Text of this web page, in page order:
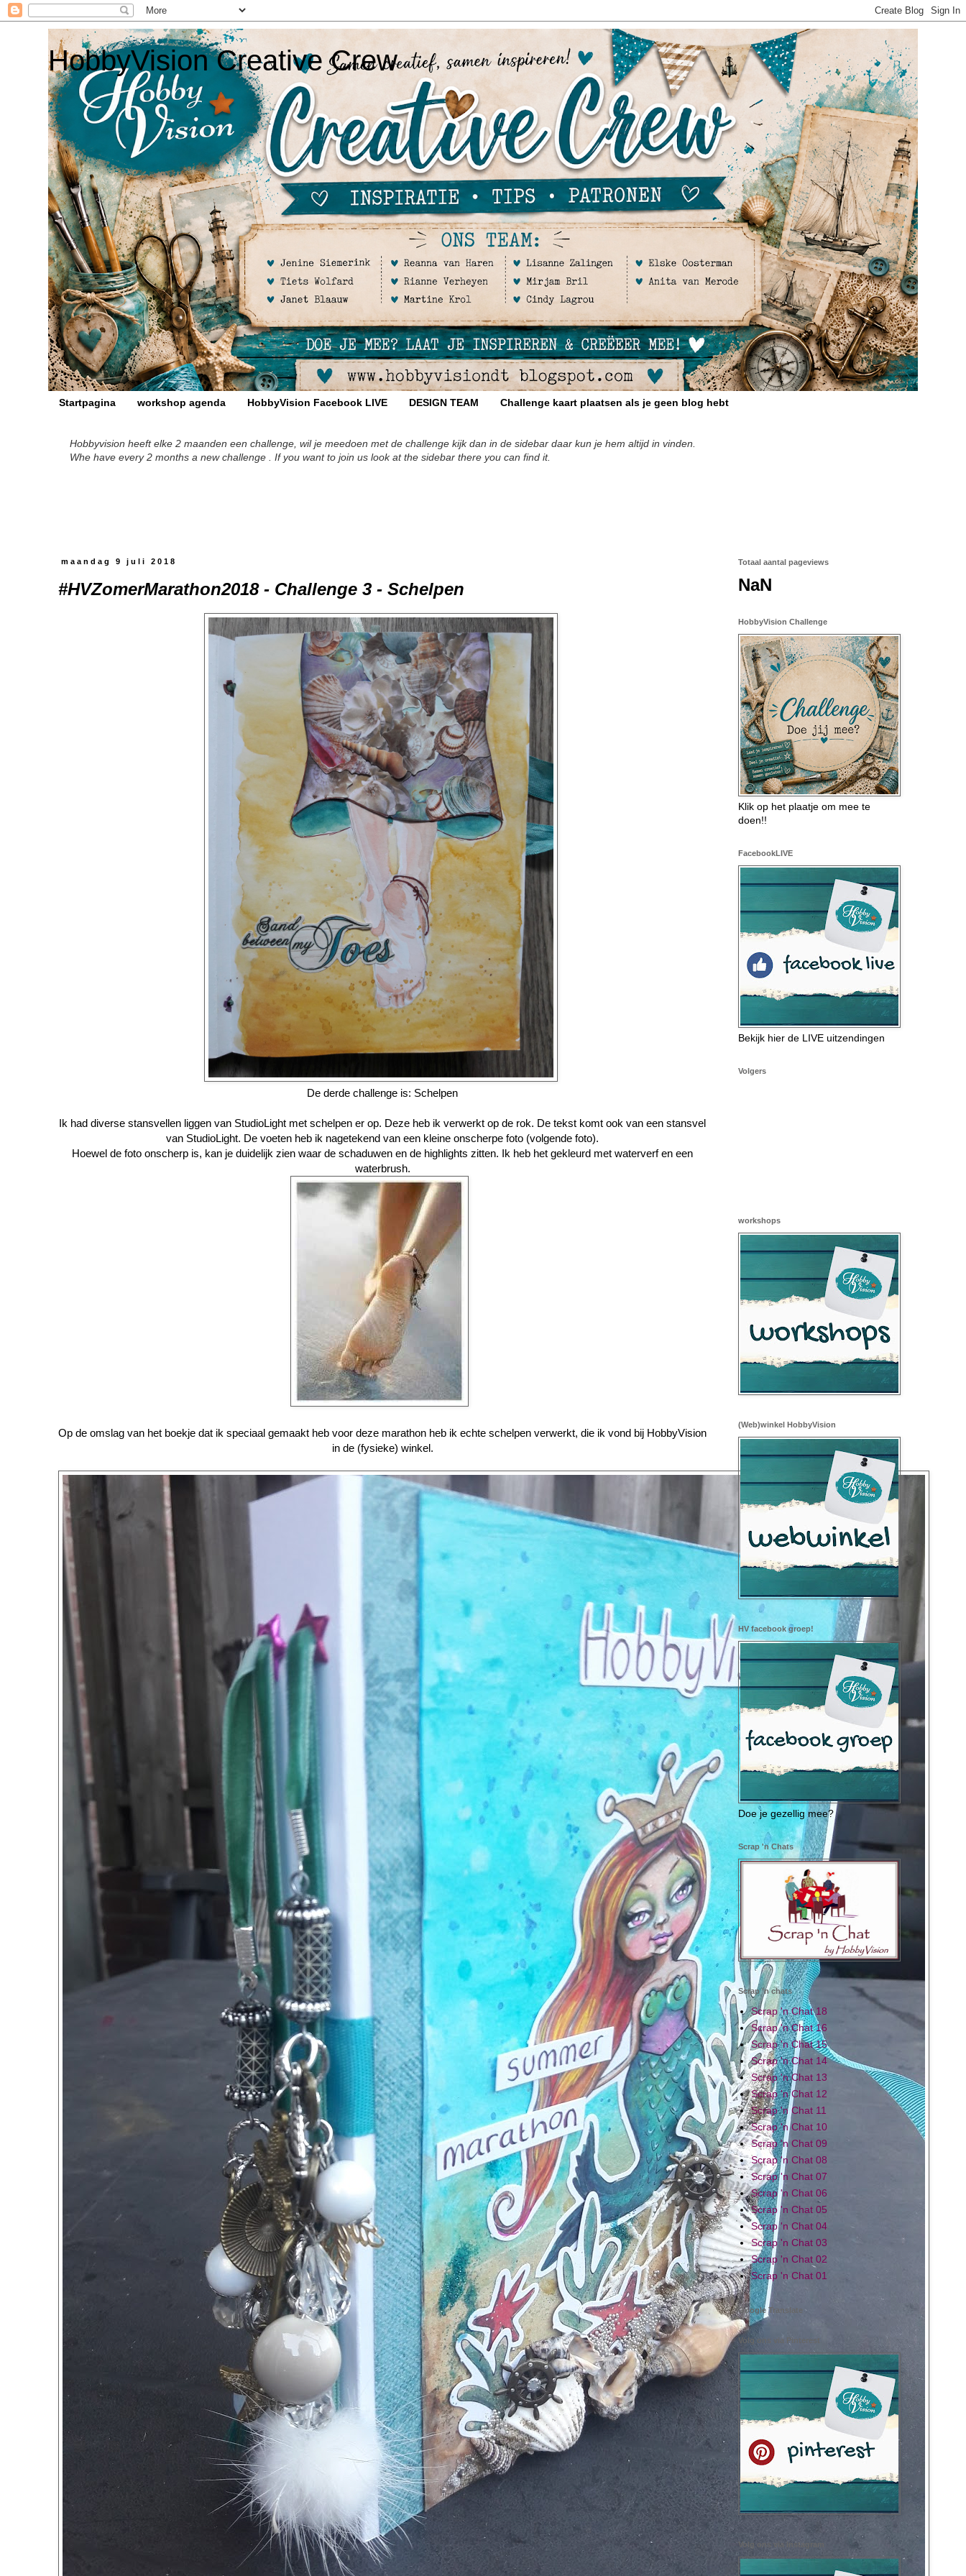
HobbyVision Creative Crew
Startpagina workshop agenda HobbyVision Facebook LIVE DESIGN TEAM Challenge kaart plaatsen als je geen blog hebt
Hobbyvision heeft elke 2 maanden een challenge, wil je meedoen met de challenge kijk dan in de sidebar daar kun je hem altijd in vinden.
Whe have every 2 months a new challenge . If you want to join us look at the sidebar there you can find it.
maandag 9 juli 2018
#HVZomerMarathon2018 - Challenge 3 - Schelpen
De derde challenge is: Schelpen
Ik had diverse stansvellen liggen van StudioLight met schelpen er op. Deze heb ik verwerkt op de rok. De tekst komt ook van een stansvel
van StudioLight. De voeten heb ik nagetekend van een kleine onscherpe foto (volgende foto).
Hoewel de foto onscherp is, kan je duidelijk zien waar de schaduwen en de highlights zitten. Ik heb het gekleurd met waterverf en een
waterbrush.
Op de omslag van het boekje dat ik speciaal gemaakt heb voor deze marathon heb ik echte schelpen verwerkt, die ik vond bij HobbyVision
in de (fysieke) winkel.
Totaal aantal pageviews
NaN
HobbyVision Challenge
Klik op het plaatje om mee te
doen!!
FacebookLIVE
Bekijk hier de LIVE uitzendingen
Volgers
workshops
(Web)winkel HobbyVision
HV facebook groep!
Doe je gezellig mee?
Scrap 'n Chats
Scrap 'n chats
Scrap 'n Chat 18
Scrap 'n Chat 16
Scrap 'n Chat 15
Scrap 'n Chat 14
Scrap 'n Chat 13
Scrap 'n Chat 12
Scrap 'n Chat 11
Scrap 'n Chat 10
Scrap 'n Chat 09
Scrap 'n Chat 08
Scrap 'n Chat 07
Scrap 'n Chat 06
Scrap 'n Chat 05
Scrap 'n Chat 04
Scrap 'n Chat 03
Scrap 'n Chat 02
Scrap 'n Chat 01
Google Translate
Volg ons via Pinterest
Volg ons via Instagram